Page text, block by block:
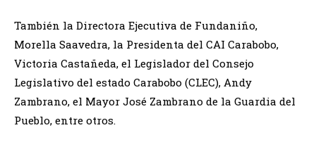
También la Directora Ejecutiva de Fundaniño,
Morella Saavedra, la Presidenta del CAI Carabobo,
Victoria Castañeda, el Legislador del Consejo
Legislativo del estado Carabobo (CLEC), Andy
Zambrano, el Mayor José Zambrano de la Guardia del
Pueblo, entre otros.